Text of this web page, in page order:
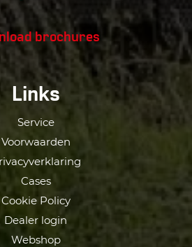
brochures
Links
Service
Voorwaarden
Cases
Cookie Policy
Dealer login
Webshop